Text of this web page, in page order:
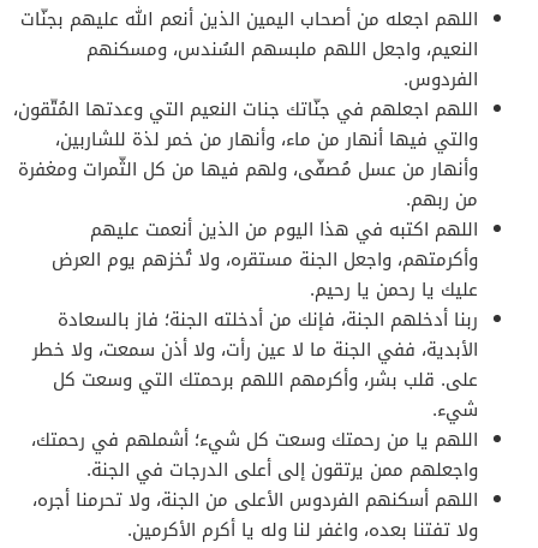
اللهم اجعله من أصحاب اليمين الذين أنعم الله عليهم بجنّات
النعيم، واجعل اللهم ملبسهم السُندس، ومسكنهم
الفردوس.
اللهم اجعلهم في جنّاتك جنات النعيم التي وعدتها المُتّقون،
والتي فيها أنهار من ماء، وأنهار من خمر لذة للشاربين،
وأنهار من عسل مُصفّى، ولهم فيها من كل الثّمرات ومغفرة
من ربهم.
اللهم اكتبه في هذا اليوم من الذين أنعمت عليهم
وأكرمتهم، واجعل الجنة مستقره، ولا تُخزهم يوم العرض
عليك يا رحمن يا رحيم.
ربنا أدخلهم الجنة، فإنك من أدخلته الجنة؛ فاز بالسعادة
الأبدية، ففي الجنة ما لا عين رأت، ولا أذن سمعت، ولا خطر
على. قلب بشر، وأكرمهم اللهم برحمتك التي وسعت كل
شيء.
اللهم يا من رحمتك وسعت كل شيء؛ أشملهم في رحمتك،
واجعلهم ممن يرتقون إلى أعلى الدرجات في الجنة.
اللهم أسكنهم الفردوس الأعلى من الجنة، ولا تحرمنا أجره،
ولا تفتنا بعده، واغفر لنا وله يا أكرم الأكرمين.